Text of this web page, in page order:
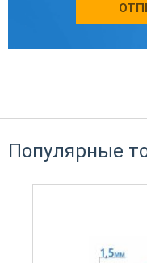
Популярные